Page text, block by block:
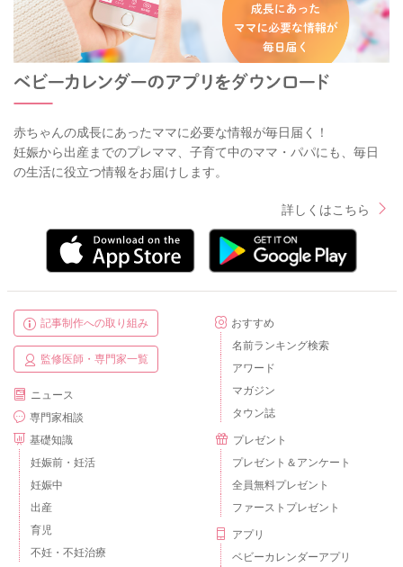
赤ちゃんの成長にあったママに必要な情報が毎日届く！
妊娠から出産までのプレママ、子育て中のママ・パパにも、毎日
の生活に役立つ情報をお届けします。
詳しくはこちら
記事制作への取り組み
監修医師・専門家一覧
ニュース
専門家相談
基礎知識
妊娠前・妊活
妊娠中
出産
育児
不妊・不妊治療
おすすめ
名前ランキング検索
アワード
マガジン
タウン誌
プレゼント
プレゼント＆アンケート
全員無料プレゼント
ファーストプレゼント
アプリ
ベビーカレンダーアプリ